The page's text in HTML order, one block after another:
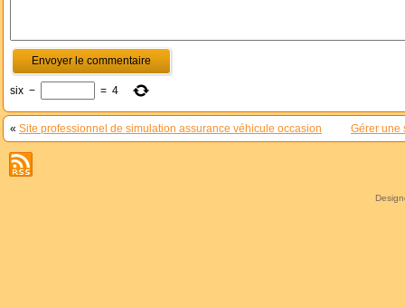
six − = 4
« Site professionnel de simulation assurance véhicule occasion Gérer une